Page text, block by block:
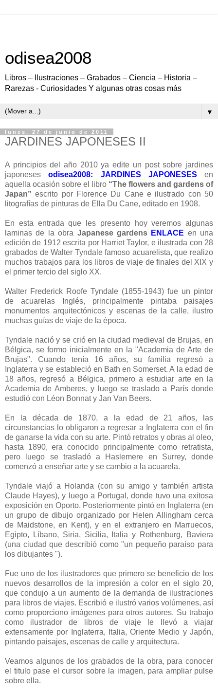
odisea2008
Libros – Ilustraciones – Grabados – Ciencia – Historia –
Rarezas - Curiosidades Y algunas otras cosas más
▼
lunes, 27 de junio de 2011
JARDINES JAPONESES II
A principios del año 2010 ya edite un post sobre jardines
japonesesodisea2008: JARDINES JAPONESES en
aquella ocasión sobre el libro “The flowers and gardens of
Japan” escrito por Florence Du Cane e ilustrado con 50
litografías de pinturas de Ella Du Cane, editado en 1908.
En esta entrada que les presento hoy veremos algunas
laminas de la obra Japanese gardens ENLACE en una
edición de 1912 escrita por Harriet Taylor, e ilustrada con 28
grabados de Walter Tyndale famoso acuarelista, que realizo
muchos trabajos para los libros de viaje de finales del XIX y
el primer tercio del siglo XX.
Walter Frederick Roofe Tyndale (1855-1943) fue un pintor
de acuarelas Inglés, principalmente pintaba paisajes
monumentos arquitectónicos y escenas de la calle, ilustro
muchas guías de viaje de la época.
Tyndale nació y se crió en la ciudad medieval de Brujas, en
Bélgica, se formo inicialmente en la "Academia de Arte de
Brujas". Cuando tenía 16 años, su familia regresó a
Inglaterra y se estableció en Bath en Somerset. A la edad de
18 años, regresó a Bélgica, primero a estudiar arte en la
Academia de Amberes, y luego se traslado a París donde
estudió con Léon Bonnat y Jan Van Beers.
En la década de 1870, a la edad de 21 años, las
circunstancias lo obligaron a regresar a Inglaterra con el fin
de ganarse la vida con su arte. Pintó retratos y obras al oleo,
hasta 1890, era conocido principalmente como retratista,
pero luego se trasladó a Haslemere en Surrey, donde
comenzó a enseñar arte y se cambio a la acuarela.
Tyndale viajó a Holanda (con su amigo y también artista
Claude Hayes), y luego a Portugal, donde tuvo una exitosa
exposición en Oporto. Posteriormente pintó en Inglaterra (en
un grupo de dibujo organizado por Helen Allingham cerca
de Maidstone, en Kent), y en el extranjero en Marruecos,
Egipto, Líbano, Siria, Sicilia, Italia y Rothenburg, Baviera
(una ciudad que describió como "un pequeño paraíso para
los dibujantes ").
Fue uno de los ilustradores que primero se beneficio de los
nuevos desarrollos de la impresión a color en el siglo 20,
que condujo a un aumento de la demanda de ilustraciones
para libros de viajes. Escribió e ilustró varios volúmenes, así
como proporciono imágenes para otros autores. Su trabajo
como ilustrador de libros de viaje le llevó a viajar
extensamente por Inglaterra, Italia, Oriente Medio y Japón,
pintando paisajes, escenas de calle y arquitectura.
Veamos algunos de los grabados de la obra, para conocer
el titulo pase el cursor sobre la imagen, para ampliar pulse
sobre ella.